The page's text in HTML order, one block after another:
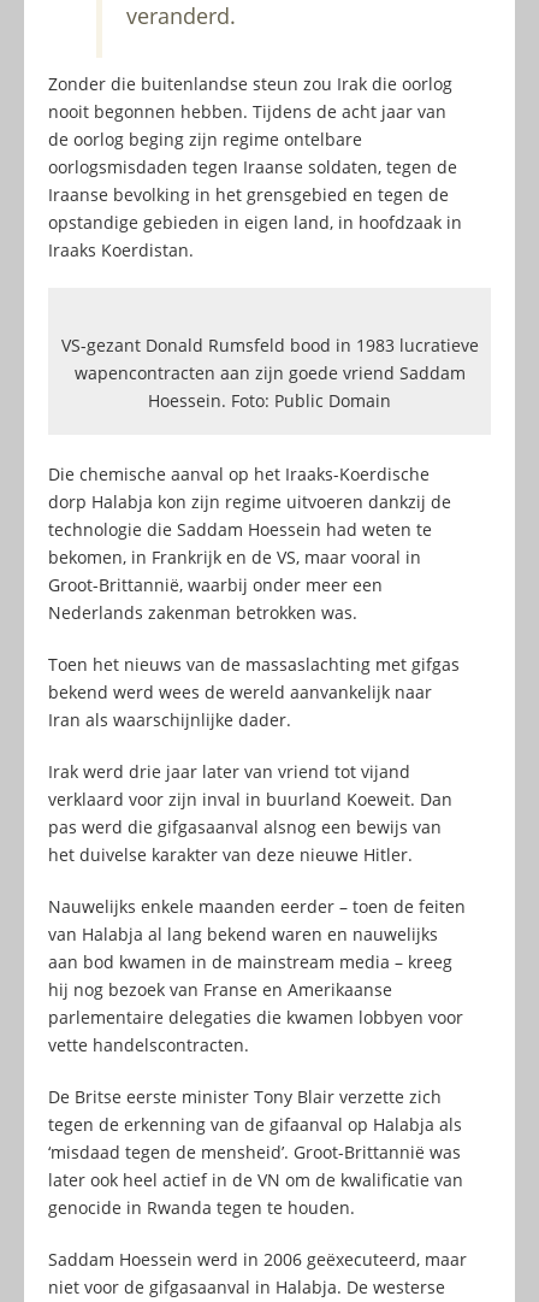
veranderd.
Zonder die buitenlandse steun zou Irak die oorlog
nooit begonnen hebben. Tijdens de acht jaar van
de oorlog beging zijn regime ontelbare
oorlogsmisdaden tegen Iraanse soldaten, tegen de
Iraanse bevolking in het grensgebied en tegen de
opstandige gebieden in eigen land, in hoofdzaak in
Iraaks Koerdistan.
VS-gezant Donald Rumsfeld bood in 1983 lucratieve
wapencontracten aan zijn goede vriend Saddam
Hoessein. Foto: Public Domain
Die chemische aanval op het Iraaks-Koerdische
dorp Halabja kon zijn regime uitvoeren dankzij de
technologie die Saddam Hoessein had weten te
bekomen, in Frankrijk en de VS, maar vooral in
Groot-Brittannië, waarbij onder meer een
Nederlands zakenman betrokken was.
Toen het nieuws van de massaslachting met gifgas
bekend werd wees de wereld aanvankelijk naar
Iran als waarschijnlijke dader.
Irak werd drie jaar later van vriend tot vijand
verklaard voor zijn inval in buurland Koeweit. Dan
pas werd die gifgasaanval alsnog een bewijs van
het duivelse karakter van deze nieuwe Hitler.
Nauwelijks enkele maanden eerder – toen de feiten
van Halabja al lang bekend waren en nauwelijks
aan bod kwamen in de mainstream media – kreeg
hij nog bezoek van Franse en Amerikaanse
parlementaire delegaties die kwamen lobbyen voor
vette handelscontracten.
De Britse eerste minister Tony Blair verzette zich
tegen de erkenning van de gifaanval op Halabja als
‘misdaad tegen de mensheid’. Groot-Brittannië was
later ook heel actief in de VN om de kwalificatie van
genocide in Rwanda tegen te houden.
Saddam Hoessein werd in 2006 geëxecuteerd, maar
niet voor de gifgasaanval in Halabja. De westerse